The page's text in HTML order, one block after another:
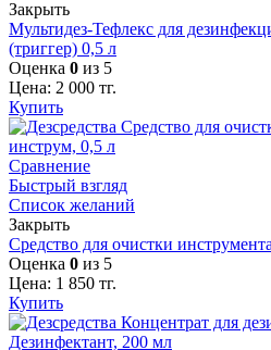
Закрыть
Мультидез-Тефлекс для
(триггер) 0,5 л
Оценка 0 из 5
Цена: 2 000 тг.
Купить
Сравнение
Быстрый взгляд
Список желаний
Закрыть
Средство для очистки
Оценка 0 из 5
Цена: 1 850 тг.
Купить